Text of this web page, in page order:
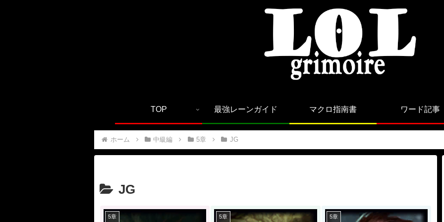
TOP 最強レーンガイド マクロ指南書 ワード記事
ホーム 中級編 5章 JG
JG
5章 5章 5章